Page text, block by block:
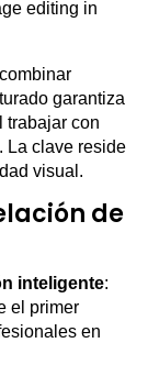
garantiza
trabajar con
La clave reside
visual.
de
inteligente:
el primer
en